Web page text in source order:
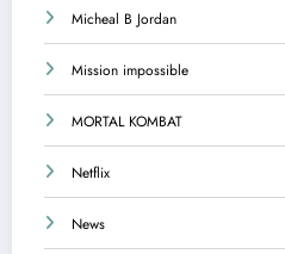
Micheal B Jordan
Mission impossible
MORTAL KOMBAT
Netflix
News